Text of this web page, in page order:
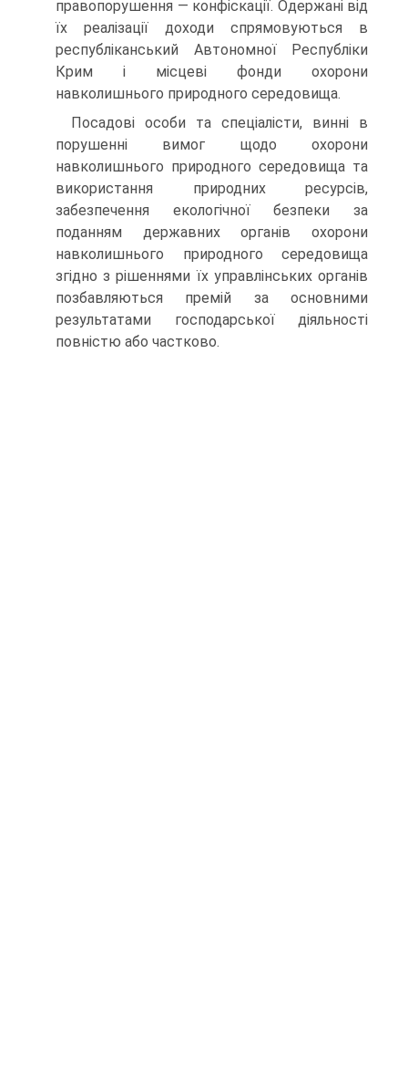
правопорушення — конфіскації. Одержані від
їх реалізації доходи спрямовуються в
республіканський Автономної Республіки
Крим і місцеві фонди охорони
навколишнього природного середовища.
Посадові особи та спеціалісти, винні в
порушенні вимог щодо охорони
навколишнього природного середовища та
використання природних ресурсів,
забезпечення екологічної безпеки за
поданням державних органів охорони
навколишнього природного середовища
згідно з рішеннями їх управлінських органів
позбавляються премій за основними
результатами господарської діяльності
повністю або частково.